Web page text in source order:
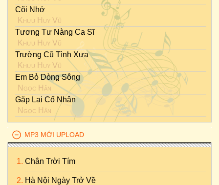
Cõi Nhớ
Khưu Huy Vũ
Tương Tư Nàng Ca Sĩ
Khưu Huy Vũ
Trường Cũ Tình Xưa
Khưu Huy Vũ
Em Bỏ Dòng Sông
Ngọc Hân
Gặp Lại Cố Nhân
Ngọc Hân
MP3 MỚI UPLOAD
Chân Trời Tím
Hà Nội Ngày Trở Về